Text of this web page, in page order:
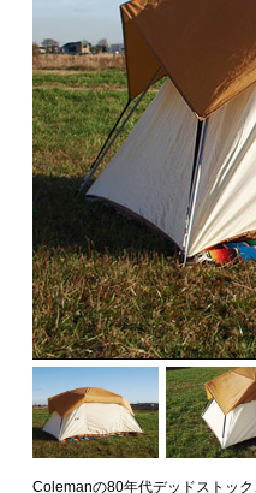
Colemanの80年代デッドストック